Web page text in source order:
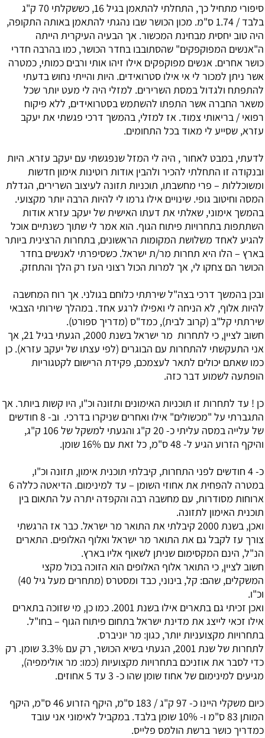
סיפורי מתחיל כך, התחלתי להתאמן בגיל 16, כששקלתי 70 ק"ג
בלבד / 1.74 ס"מ. מכון הכושר שבו נהגתי להתאמן באותה התקופה,
היה טוב יחסית מבחינת המכשור. אך הבעיה העיקרית הייתה
ה"אנשים המפוקפקים" שהסתובבו בחדר הכושר, כמו בהרבה חדרי
כושר אחרים. אנשים מפוקפקים אילו זיהו אותי ורבים כמותי, כמטרה
אשר ניתן למכור לי אי אילו סטרואידים. היות והייתי נחוש בדעתי
להתפתח ולגדול במסת השרירים. למזלי היה לי מעט יותר שכל
משאר החברה אשר התפתו להשתמש בסטרואידים, ללא פיקוח
רפואי / בריאותי צמוד. אז למזלי, בהמשך דרכי פגשתי את יעקב
עזרא, שסייע לי מאוד בכל התחומים.
לדעתי, במבט לאחור , היה לי המזל שנפגשתי עם יעקב עזרא. היות
ובנקודה זו התחלתי להכיר ולהבין אודות רוטינות אימון חדשות
ומשוכללות – פרי מחשבתו, תוכניות תזונה לעיצוב השרירים, הגדלת
המסה וחיטוב גופי. שינויים אילו גרמו לי להיות הרבה יותר מקצועי.
בהמשך אימוני, שאלתי את דעתו האישית של יעקב עזרא אודות
השתתפות בתחרויות פיתוח הגוף. הוא אמר לי שתוך כשנתיים אוכל
להגיע לאחד משלושת המקומות הראשונים, בתחרות הרצינית ביותר
בארץ – הלו היא תחרות מר/ת ישראל. כשסיפרתי לאנשים בחדר
הכושר הם צחקו לי, אך למרות הכול רצוני העז רק הלך והתחזק.
ובכן בהמשך דרכי בצה"ל שירתתי כלוחם בגולני. אך רוח המחשבה
להיות אלוף, לא הניחה לי ואפילו לרגע אחד. במהלך שירותי הצבאי
שירתתי קל"ב (קרוב לבית), כמד"ס (מדריך ספורט).
חשוב לציין, כי לתחרות מר ישראל בשנת 2000, הגעתי בגיל 21, אך
אני התעקשתי להתחרות עם הבוגרים (לפי עצתו של יעקב עזרא). כן
כמו שאתם יכולים לתאר לעצמכם, פקידת הרישום לקטגוריות
הופתעה לשמוע דבר כזה.
כן ! עד לתחרות זו תוכניות האימונים ותזונה וכ"ו, היו קשות ביותר. אך
התגברתי על "מכשולים" אילו ואחרים שניקרו בדרכי. וב- 8 חודשים
של עלייה במסה עליתי כ- 20 ק"ג והגעתי למשקל של 106 ק"ג,
והיקף הזרוע הגיע ל- 48 ס"מ, כל זאת עם 16% שומן.
כ- 4 חודשים לפני התחרות, קיבלתי תוכנית אימון, תזונה וכ"ו,
במטרה להפחית את אחוזי השומן – עד למינימום. הדיאטה כללה 6
ארוחות מסודרות, עם מחשבה רבה והקפדה יתרה על התאום בין
תוכנית האימון לתזונה.
ואכן, בשנת 2000 קיבלתי את התואר מר ישראל. כבר אז הרגשתי
צורך עז לקבל גם את התואר מר ישראל ואלוף האלופים. התארים
הנ"ל, הינם המקסימום שניתן לשאוף אליו בארץ.
חשוב לציין, כי התואר אלוף האלופים הוא הזוכה בכול מקצי
המשקלים, שהם: קל, בינוני, כבד ומסטרס (מתחרים מעל גיל 40)
וכ"ו.
ואכן זכיתי גם בתארים אילו בשנת 2001. כמו כן, מי שזוכה בתארים
אילו זכאי לייצג את מדינת ישראל בתחום פיתוח הגוף – בחו"ל.
בתחרויות מקצועניות יותר, כגון: מר יוניברס.
לתחרות של שנת 2001, הגעתי בשיא הכושר, רק עם 3.3% שומן. רק
כדי לסבר את אוזניכם בתחרויות מקצועיות (כמו: מר אולימפיה),
מגיעים למינימום של אחוז שומן שהו כ- 3 עד 5 אחוזים.
כיום משקלי היינו כ- 97 ק"ג / 183 ס"מ, היקף הזרוע 46 ס"מ, היקף
המותן 83 ס"מ ו- 10% שומן בלבד. במקביל לאימוני אני עובד
כמדריך כושר ברשת הולמס פלייס.